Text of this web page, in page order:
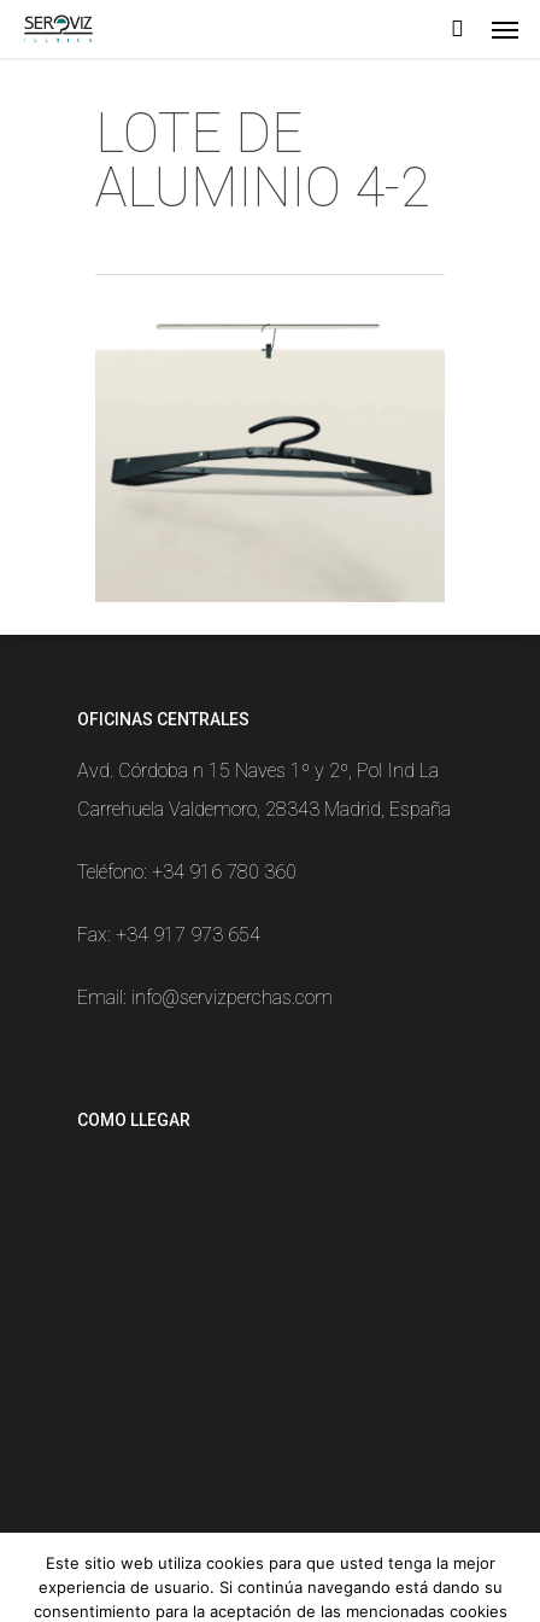
Skip
LOTE DE
ALUMINIO 4-2
OFICINAS CENTRALES
Avd. Córdoba n 15 Naves 1º y 2º, Pol Ind La
Carrehuela Valdemoro, 28343 Madrid, España
Teléfono: +34 916 780 360
Fax: +34 917 973 654
Email: info@servizperchas.com
COMO LLEGAR
Serviz © All rights reserved |Aviso legal|Política de
Este sitio web utiliza cookies para que usted tenga la mejor
experiencia de usuario. Si continúa navegando está dando su
consentimiento para la aceptación de las mencionadas cookies